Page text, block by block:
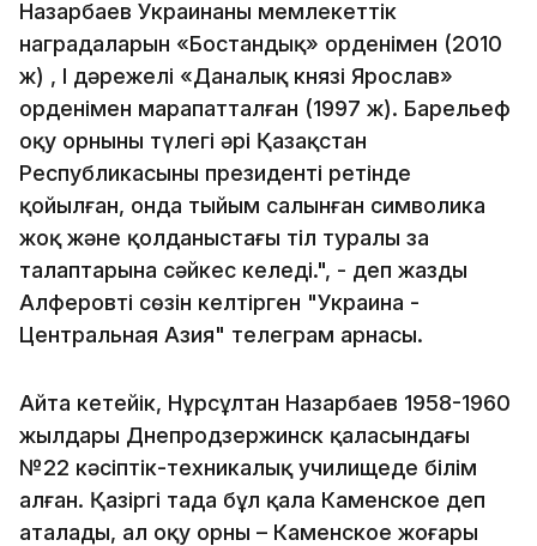
Назарбаев Украинаның мемлекеттік
наградаларын «Бостандық» орденімен (2010
ж) , І дәрежелі «Даналық князі Ярослав»
орденімен марапатталған (1997 ж). Барельеф
оқу орнының түлегі әрі Қазақстан
Республикасының президенті ретінде
қойылған, онда тыйым салынған символика
жоқ және қолданыстағы тіл туралы заң
талаптарына сәйкес келеді.", - деп жазды
Алферовтің сөзін келтірген "Украина -
Центральная Азия" телеграм арнасы.
Айта кетейік, Нұрсұлтан Назарбаев 1958-1960
жылдары Днепродзержинск қаласындағы
№22 кәсіптік-техникалық училищеде білім
алған. Қазіргі таңда бұл қала Каменское деп
аталады, ал оқу орны – Каменское жоғары